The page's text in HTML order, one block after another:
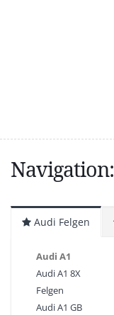
Navigation:
Audi Felgen
Audi A1
Audi A1 8X
Felgen
Audi A1 GB